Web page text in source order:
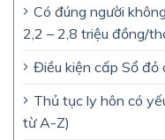
Có đúng người
2,2 – 2,8 triệu đồng/
Điều kiện cấp Sổ
Thủ tục ly hôn có
từ A-Z)